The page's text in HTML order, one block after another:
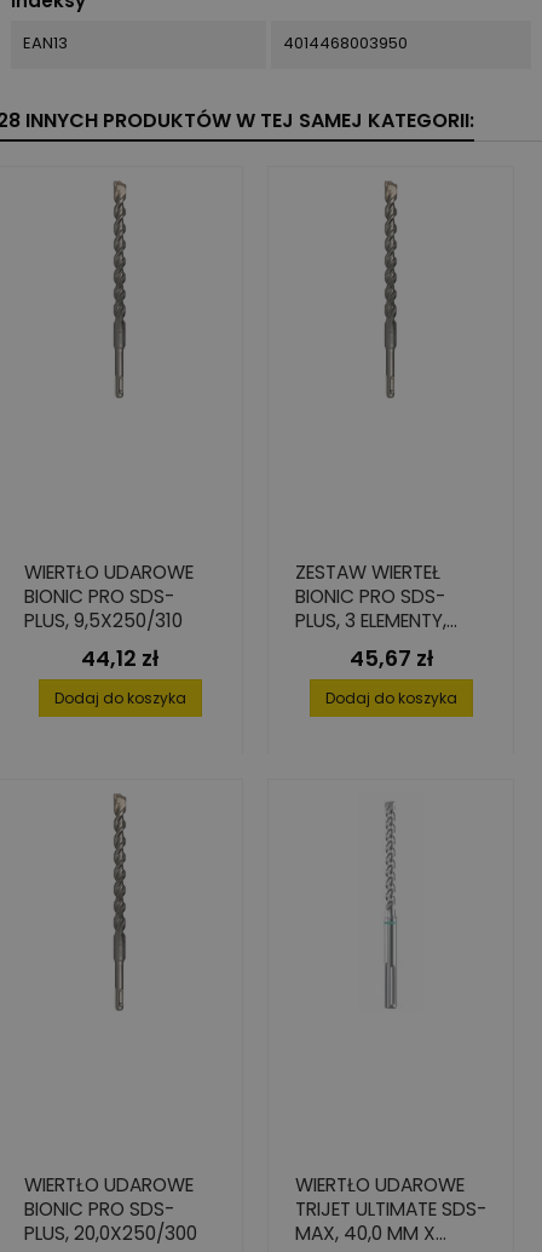
EAN13 4014468003950
INNYCH PRODUKTÓW W TEJ SAMEJ KATEGORII:
WIERTŁO UDAROWE
BIONIC PRO SDS-
PLUS, 9,5X250/310
Cena
44,12 zł
Dodaj do koszyka
ZESTAW WIERTEŁ
BIONIC PRO SDS-
PLUS, 3 ELEMENTY,
ŚREDNICE 5/6/8 MM
Cena
45,67 zł
Dodaj do koszyka
WIERTŁO UDAROWE
BIONIC PRO SDS-
PLUS, 20,0X250/300
WIERTŁO UDAROWE
TRIJET ULTIMATE SDS-
MAX, 40,0 MM X